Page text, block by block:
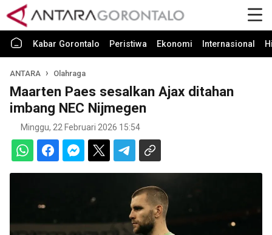
Kabar Gorontalo Peristiwa Ekonomi Internasional
ANTARA Olahraga
Maarten Paes sesalkan Ajax ditahan
imbang NEC Nijmegen
Minggu, 22 Februari 2026 15:54